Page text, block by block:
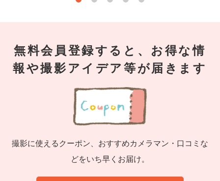
無料会員登録すると、お得な情
報や撮影アイデア等が届きます
撮影に使えるクーポン、おすすめカメラマン・口コミな
どをいち早くお届け。